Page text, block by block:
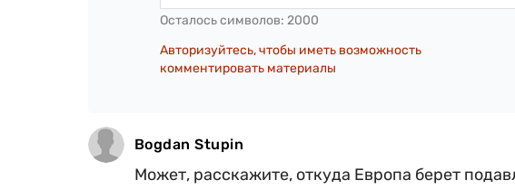
Осталось символов: 2000
Авторизуйтесь, чтобы иметь возможность
комментировать материалы
Bogdan Stupin
Может, расскажите, откуда Европа берет